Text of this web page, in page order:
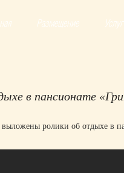
Размещение
в пансионате
ролики об отдыхе в